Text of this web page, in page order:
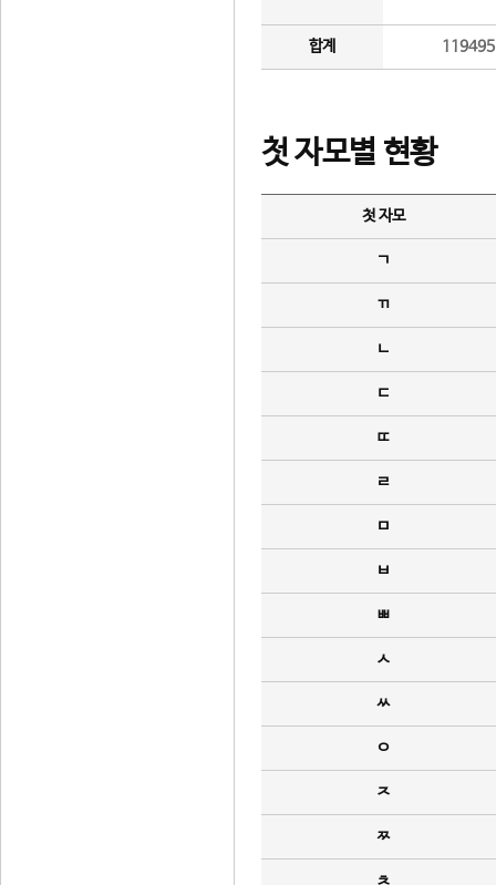
합계
첫 자모별 현황
첫 자모
ㄱ
ㄲ
ㄴ
ㄷ
ㄸ
ㄹ
ㅁ
ㅂ
ㅃ
ㅅ
ㅆ
ㅇ
ㅈ
ㅉ
ㅊ